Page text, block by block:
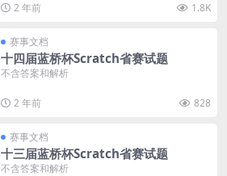
2 年前
1.8K
赛事文档
十四届蓝桥杯Scratch省赛试题
不含答案和解析
2 年前 828
赛事文档
十三届蓝桥杯Scratch省赛试题
不含答案和解析